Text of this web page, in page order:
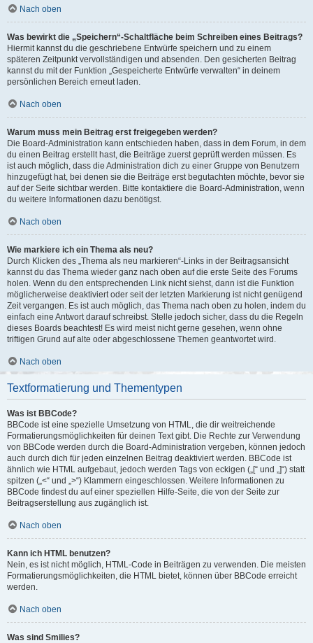
Nach oben
Was bewirkt die „Speichern“-Schaltfläche beim Schreiben eines Beitrags?
Hiermit kannst du die geschriebene Entwürfe speichern und zu einem
späteren Zeitpunkt vervollständigen und absenden. Den gesicherten Beitrag
kannst du mit der Funktion „Gespeicherte Entwürfe verwalten“ in deinem
persönlichen Bereich erneut laden.
Nach oben
Warum muss mein Beitrag erst freigegeben werden?
Die Board-Administration kann entschieden haben, dass in dem Forum, in dem
du einen Beitrag erstellt hast, die Beiträge zuerst geprüft werden müssen. Es
ist auch möglich, dass die Administration dich zu einer Gruppe von Benutzern
hinzugefügt hat, bei denen sie die Beiträge erst begutachten möchte, bevor sie
auf der Seite sichtbar werden. Bitte kontaktiere die Board-Administration, wenn
du weitere Informationen dazu benötigst.
Nach oben
Wie markiere ich ein Thema als neu?
Durch Klicken des „Thema als neu markieren“-Links in der Beitragsansicht
kannst du das Thema wieder ganz nach oben auf die erste Seite des Forums
holen. Wenn du den entsprechenden Link nicht siehst, dann ist die Funktion
möglicherweise deaktiviert oder seit der letzten Markierung ist nicht genügend
Zeit vergangen. Es ist auch möglich, das Thema nach oben zu holen, indem du
einfach eine Antwort darauf schreibst. Stelle jedoch sicher, dass du die Regeln
dieses Boards beachtest! Es wird meist nicht gerne gesehen, wenn ohne
triftigen Grund auf alte oder abgeschlossene Themen geantwortet wird.
Nach oben
Textformatierung und Thementypen
Was ist BBCode?
BBCode ist eine spezielle Umsetzung von HTML, die dir weitreichende
Formatierungsmöglichkeiten für deinen Text gibt. Die Rechte zur Verwendung
von BBCode werden durch die Board-Administration vergeben, können jedoch
auch durch dich für jeden einzelnen Beitrag deaktiviert werden. BBCode ist
ähnlich wie HTML aufgebaut, jedoch werden Tags von eckigen („[“ und „]“) statt
spitzen („<“ und „>“) Klammern eingeschlossen. Weitere Informationen zu
BBCode findest du auf einer speziellen Hilfe-Seite, die von der Seite zur
Beitragserstellung aus zugänglich ist.
Nach oben
Kann ich HTML benutzen?
Nein, es ist nicht möglich, HTML-Code in Beiträgen zu verwenden. Die meisten
Formatierungsmöglichkeiten, die HTML bietet, können über BBCode erreicht
werden.
Nach oben
Was sind Smilies?